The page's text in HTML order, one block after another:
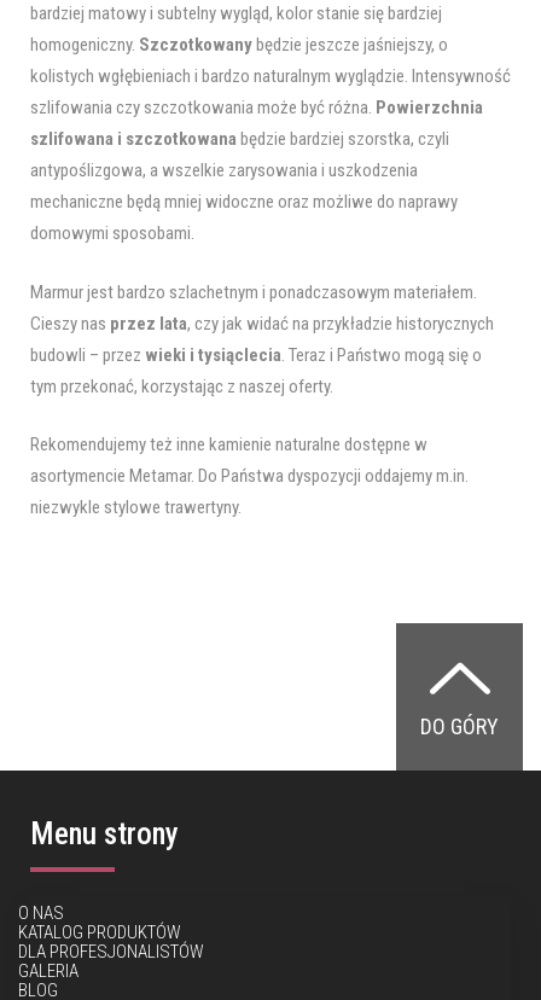
bardziej matowy i subtelny wygląd, kolor stanie się bardziej
homogeniczny. Szczotkowany będzie jeszcze jaśniejszy, o
kolistych wgłębieniach i bardzo naturalnym wyglądzie. Intensywność
szlifowania czy szczotkowania może być różna. Powierzchnia
szlifowana i szczotkowana będzie bardziej szorstka, czyli
antypoślizgowa, a wszelkie zarysowania i uszkodzenia
mechaniczne będą mniej widoczne oraz możliwe do naprawy
domowymi sposobami.
Marmur jest bardzo szlachetnym i ponadczasowym materiałem.
Cieszy nas przez lata, czy jak widać na przykładzie historycznych
budowli – przez wieki i tysiąclecia. Teraz i Państwo mogą się o
tym przekonać, korzystając z naszej oferty.
Rekomendujemy też inne kamienie naturalne dostępne w
asortymencie Metamar. Do Państwa dyspozycji oddajemy m.in.
niezwykle stylowe trawertyny.
DO GÓRY
Menu strony
O NAS
KATALOG PRODUKTÓW
DLA PROFESJONALISTÓW
GALERIA
BLOG